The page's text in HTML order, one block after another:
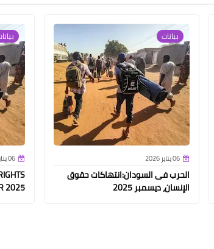
بيانات
06 يناير 2026
الحرب فى السودان:انتهاكات حقوق
الإنسان، ديسمبر 2025
06 يناير 2026
2025